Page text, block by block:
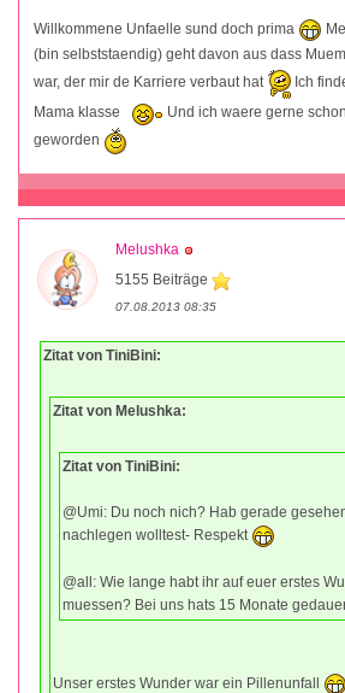
Willkommene Unfaelle sund doch prima
(bin selbststaendig) geht davon aus dass
war, der mir de Karriere verbaut hat
Ich
Mama klasse
Und ich waere gerne
geworden
Melushka
5155 Beiträge
07.08.2013 08:35
Zitat von TiniBini:
Zitat von Melushka:
Zitat von TiniBini:
@Umi: Du noch nich? Hab gerade
nachlegen wolltest- Respekt
@all: Wie lange habt ihr auf euer erstes
muessen? Bei uns hats 15 Monate
Unser erstes Wunder war ein Pillenunfall